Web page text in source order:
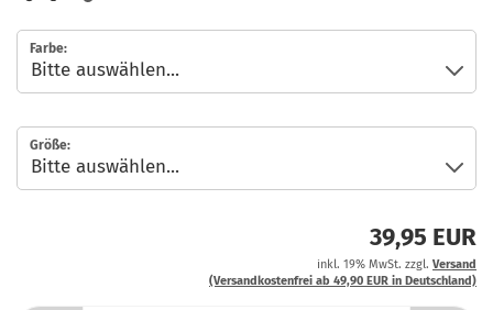
Farbe:
Größe:
39,95 EUR
inkl. 19% MwSt. zzgl. Versand
(Versandkostenfrei ab 49,90 EUR in Deutschland)